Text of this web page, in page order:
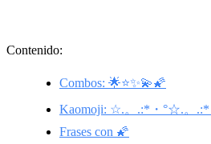
Contenido:
Combos: 🌟⭐✨💫🌠
Kaomoji: ☆.。.:*・°☆.。.:*
Frases con 🌠